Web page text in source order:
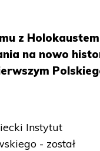
z
na nowo
Instytut
- został